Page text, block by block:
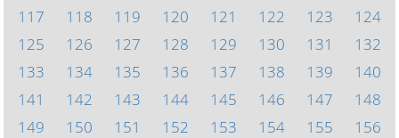
117
118 119 120 121 122 123
124
125
126 127 128 129 130 131
132
133
134 135 136 137 138 139
140
141
142 143 144 145 146 147
148
149
150 151 152 153 154 155
156